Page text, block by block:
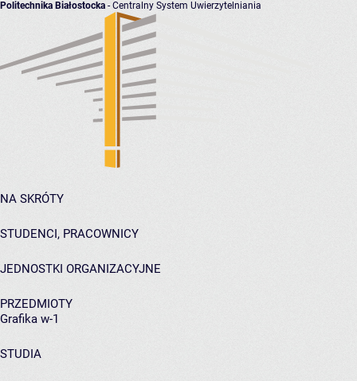
Politechnika Białostocka - Centralny System Uwierzytelniania
NA SKRÓTY
STUDENCI, PRACOWNICY
JEDNOSTKI ORGANIZACYJNE
PRZEDMIOTY
Grafika w-1
STUDIA